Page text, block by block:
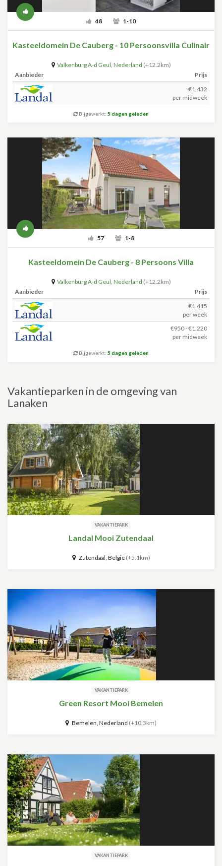
48 1-10
Kasteeldomein De Cauberg - 10 Persoonsvilla Culinair
Valkenburg A-d Geul, Nederland (+12.2km)
Aanbieder
Prijs
€1.432
per midweek
Bijgewerkt: 5 dagen geleden
57 1-8
Kasteeldomein De Cauberg - 8 Persoons Villa
Valkenburg A-d Geul, Nederland (+12.2km)
Aanbieder
Prijs
€1.415
per week
€950 - €1.220
per midweek
Bijgewerkt: 5 dagen geleden
Vakantieparken in de omgeving van
Lanaken
VAKANTIEPARK
Landal Mooi Zutendaal
Zutendaal, België (+5.1km)
VAKANTIEPARK
Green Resort Mooi Bemelen
Bemelen, Nederland (+10.3km)
VAKANTIEPARK